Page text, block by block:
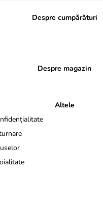
Despre cumpărături
Despre magazin
Altele